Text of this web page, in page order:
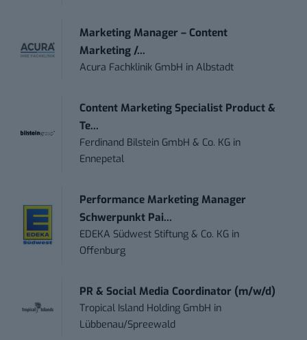
Marketing Manager – Content
Marketing /...
Acura Fachklinik GmbH inAlbstadt
Content Marketing Specialist Product &
Te...
Ferdinand Bilstein GmbH & Co. KG in
Ennepetal
Performance Marketing Manager
Schwerpunkt Pai...
EDEKA Südwest Stiftung & Co. KG in
Offenburg
PR & Social Media Coordinator (m/w/d)
Tropical Island Holding GmbH in
Lübbenau/Spreewald